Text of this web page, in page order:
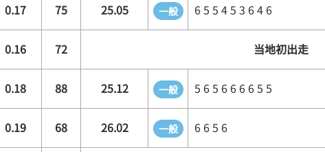
0.17 75 25.05 一般 6 5 5 4 5 3 6 4 6
0.16 72 当地初出走
0.18 88 25.12 一般 5 6 5 6 6 6 6 5 5
0.19 68 26.02 一般 6 6 5 6